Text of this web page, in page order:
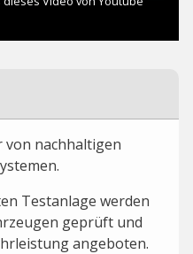
von nachhaltigen
Testanlage werden
geprüft und
angeboten.